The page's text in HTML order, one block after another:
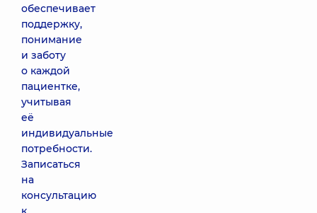
обеспечивает
поддержку,
понимание
и заботу
о каждой
пациентке,
учитывая
её
индивидуальные
потребности.
Записаться
на
консультацию